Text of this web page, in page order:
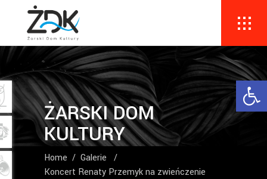
ŻARSKI DOM
KULTURY
Home / Galerie
/
Koncert Renaty Przemyk na zwieńczenie